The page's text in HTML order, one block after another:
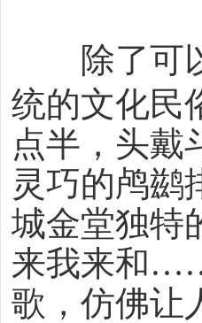
除了可
统的文化民
点半，头戴
灵巧的鸬鹚
城金堂独特
来我来和
歌，仿佛让